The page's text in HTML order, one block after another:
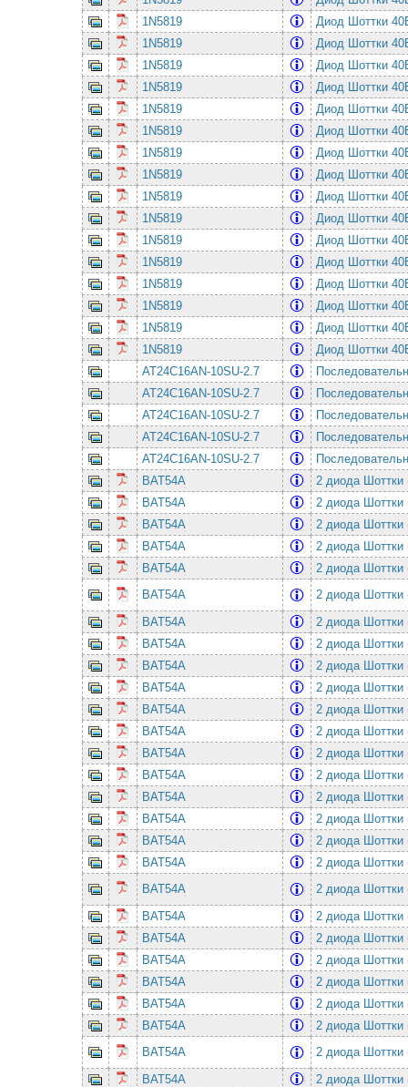
1N5819
Диод Шоттки
1N5819
Диод Шоттки
1N5819
Диод Шоттки
1N5819
Диод Шоттки
1N5819
Диод Шоттки
1N5819
Диод Шоттки
1N5819
Диод Шоттки
1N5819
Диод Шоттки
1N5819
Диод Шоттки
1N5819
Диод Шоттки
1N5819
Диод Шоттки
1N5819
Диод Шоттки
1N5819
Диод Шоттки
1N5819
Диод Шоттки
1N5819
Диод Шоттки
1N5819
Диод Шоттки
AT24C16AN-10SU-2.7
AT24C16AN-10SU-2.7
AT24C16AN-10SU-2.7
AT24C16AN-10SU-2.7
AT24C16AN-10SU-2.7
BAT54A
2 диода
BAT54A
2 диода
BAT54A
2 диода
BAT54A
2 диода
BAT54A
2 диода
BAT54A
2 диода
BAT54A
2 диода
BAT54A
2 диода
BAT54A
2 диода
BAT54A
2 диода
BAT54A
2 диода
BAT54A
2 диода
BAT54A
2 диода
BAT54A
2 диода
BAT54A
2 диода
BAT54A
2 диода
BAT54A
2 диода
BAT54A
2 диода
BAT54A
2 диода
BAT54A
2 диода
BAT54A
2 диода
BAT54A
2 диода
BAT54A
2 диода
BAT54A
2 диода
BAT54A
2 диода
BAT54A
2 диода
BAT54A
2 диода